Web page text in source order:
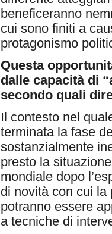
beneficeranno
cui sono finiti a
protagonismo
Questa
dalle capacità di
secondo quali
Il contesto nel
terminata la fase
sostanzialmente
presto la
mondiale dopo
di novità con cui la
potranno essere
a tecniche di